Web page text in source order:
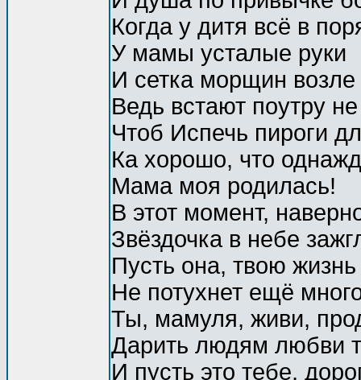
Когда у дитя всё в
У мамы усталые руки
И сетка морщин возле
Ведь встают поутру
Чтоб Испечь пироги
Ка хорошо, что
Мама моя родилась!
В этот момент,
Звёздочка в небе
Пусть она, твою
Не потухнет ещё
Ты, мамуля, живи,
Дарить людям любви
И пусть это тебе,